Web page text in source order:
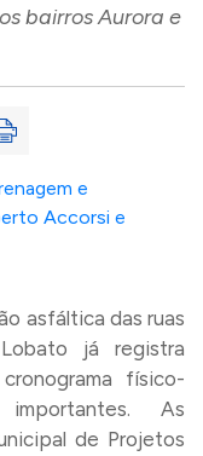
bairros Aurora e
asfáltica das ruas
já registra
físico-
As
de Projetos